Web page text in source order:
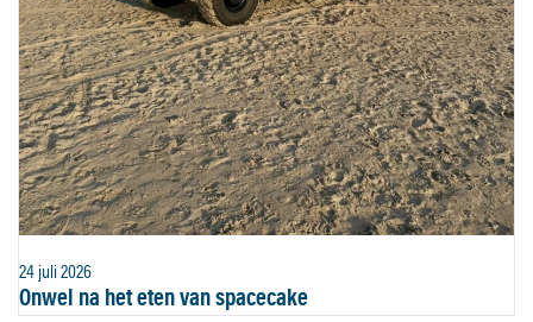
24 juli 2026
Onwel na het eten van spacecake